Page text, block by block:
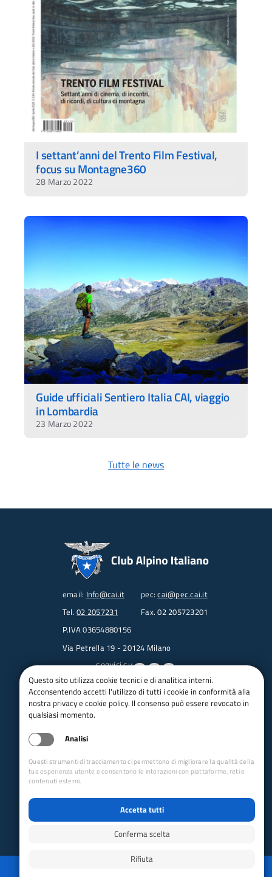
I settant’anni del Trento Film Festival,
focus su Montagne360
28 Marzo 2022
Guide ufficiali Sentiero Italia CAI, viaggio
in Lombardia
23 Marzo 2022
Tutte le news
email: Info@cai.it pec:cai@pec.cai.it
Tel. 02 2057231
Fax. 02 205723201
P.IVA 03654880156
Via Petrella 19 - 20124 Milano
seguici su
Trasparenza
Amministrazione trasparente
bandi per le sezioni
Concorsi
Iso 14001
Dichiarazione di accessibilità
Reimposta preferenze cookie
Questo sito utilizza cookie tecnici e di analitica interni.
Acconsentendo accetti l'utilizzo di tutti i cookie in conformità alla
nostra privacy e cookie policy. Il consenso può essere revocato in
qualsiasi momento.
Analisi
Questi strumenti di tracciamento ci permettono di migliorare la qualità della
tua esperienza utente e consentono le interazioni con piattaforme, reti e
contenuti esterni.
Accetta tutti
Conferma scelta
Rifiuta